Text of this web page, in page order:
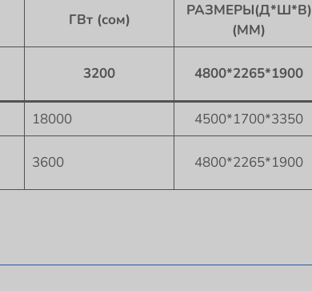
ГВт (сом)
РАЗМЕРЫ(Д*Ш*В)
(ММ)
3200 4800*2265*1900
18000 4500*1700*3350
3600 4800*2265*1900